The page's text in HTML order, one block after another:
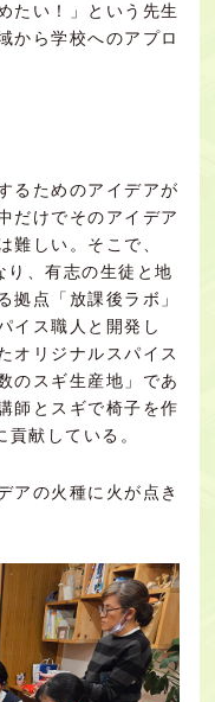
たい！」という先生
から学校へのアプロ
るためのアイデアが
だけでそのアイデア
難しい。そこで、
、有志の生徒と地
拠点「放課後ラボ」
イス職人と開発し
オリジナルスパイス
のスギ生産地」であ
師とスギで椅子を作
献している。
アの火種に火が点き